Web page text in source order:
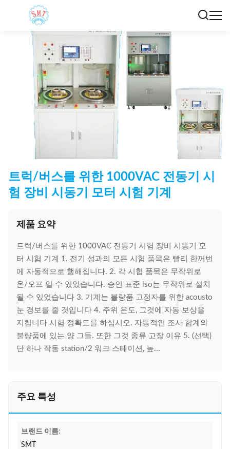
트럭/버스를 위한 1000VAC 전동기 시
험 장비 시동기 모터 시험 기계
제품 요약
트럭/버스를 위한 1000VAC 전동기 시험 장비 시동기 모
터 시험 기계 1. 전기 성과의 모든 시험 품목은 빨리 한꺼번
에 자동적으로 행해집니다. 2. 각 시험 품목은 무작위로
온/오프 일 수 있었습니다. 승인 표준 lso는 무작위로 설치
될 수 있었습니다 3. 기계는 불량품 고정자를 위한 acousto
눈 경보를 줄 것입니다 4. 주위 온도, 그것에 자동 보상을
지킵니다 시험 정확도를 하십시오. 자동적인 조사 합계와
불량품에 있는 양 그들. 또한 그것 종류 고장 이유 5. (선택)
단 하나 작동 station/2 워크 스테이션, 높...
주요 특성
브랜드 이름:
SMT